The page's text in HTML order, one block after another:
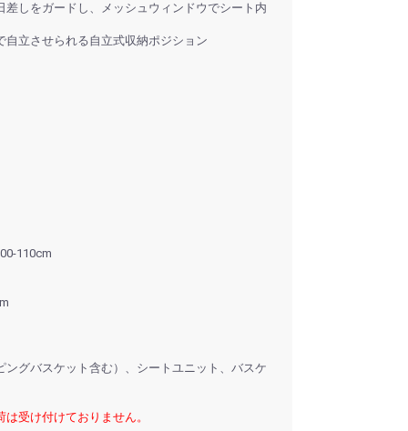
差しをガードし、メッシュウィンドウでシート内
立させられる自立式収納ポジション
110cm
グバスケット含む）、シートユニット、バスケ
は受け付けておりません。